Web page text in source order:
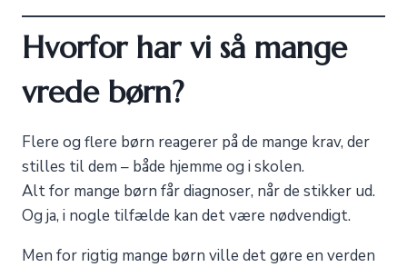
Hvorfor har vi så mange
vrede børn?
Flere og flere børn reagerer på de mange krav, der
stilles til dem – både hjemme og i skolen.
Alt for mange børn får diagnoser, når de stikker ud.
Og ja, i nogle tilfælde kan det være nødvendigt.
Men for rigtig mange børn ville det gøre en verden